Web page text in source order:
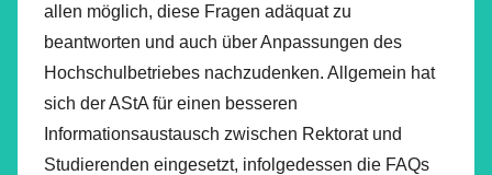
allen möglich, diese Fragen adäquat zu
beantworten und auch über Anpassungen des
Hochschulbetriebes nachzudenken. Allgemein hat
sich der AStA für einen besseren
Informationsaustausch zwischen Rektorat und
Studierenden eingesetzt, infolgedessen die FAQs